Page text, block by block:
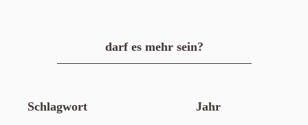
darf es mehr sein?
Schlagwort Jahr